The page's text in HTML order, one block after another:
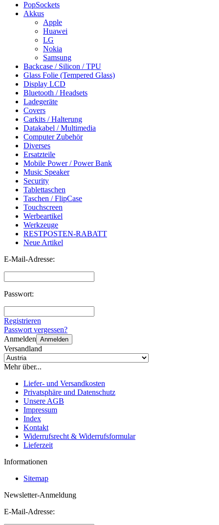
PopSockets
Akkus
Apple
Huawei
LG
Nokia
Samsung
Backcase / Silicon / TPU
Glass Folie (Tempered Glass)
Display LCD
Bluetooth / Headsets
Ladegeräte
Covers
Carkits / Halterung
Datakabel / Multimedia
Computer Zubehör
Diverses
Ersatzteile
Mobile Power / Power Bank
Music Speaker
Security
Tablettaschen
Taschen / FlipCase
Touchscreen
Werbeartikel
Werkzeuge
RESTPOSTEN-RABATT
Neue Artikel
E-Mail-Adresse:
Passwort:
Registrieren
Passwort vergessen?
Anmelden Anmelden
Versandland
Mehr über...
Liefer- und Versandkosten
Privatsphäre und Datenschutz
Unsere AGB
Impressum
Index
Kontakt
Widerrufsrecht & Widerrufsformular
Lieferzeit
Informationen
Sitemap
Newsletter-Anmeldung
E-Mail-Adresse: